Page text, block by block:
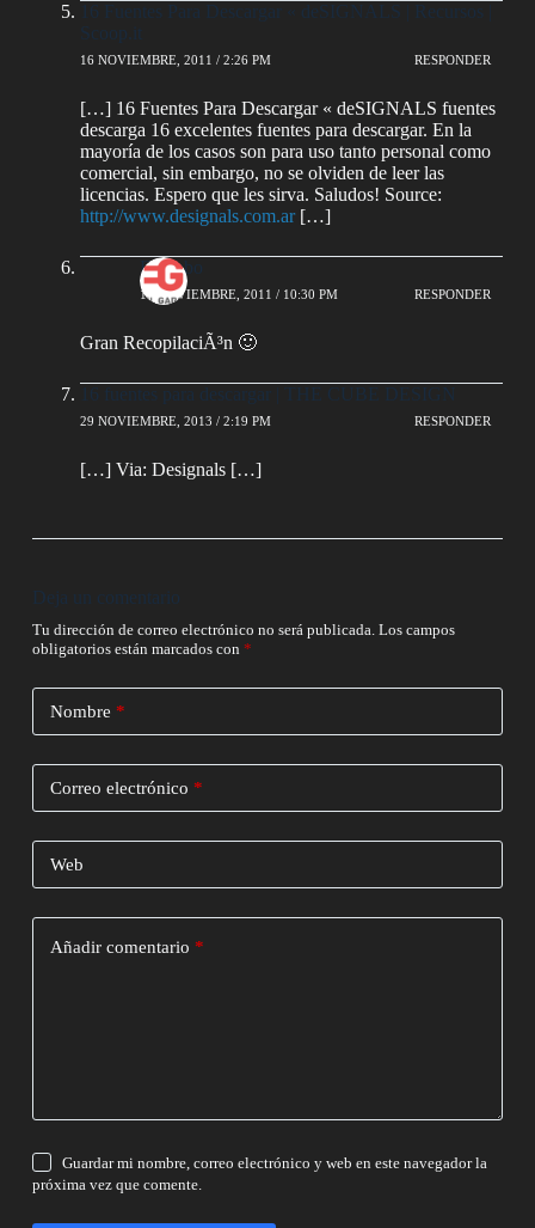
16 Fuentes Para Descargar « deSIGNALS | Recursos |
Scoop.it
16 NOVIEMBRE, 2011 / 2:26 PM RESPONDER
[…] 16 Fuentes Para Descargar « deSIGNALS fuentes
descarga 16 excelentes fuentes para descargar. En la
mayoría de los casos son para uso tanto personal como
comercial, sin embargo, no se olviden de leer las
licencias. Espero que les sirva. Saludos! Source:
http://www.designals.com.ar[…]
El Gabo
16 NOVIEMBRE, 2011 / 10:30 PM RESPONDER
Gran RecopilaciÃ³n 🙂
16 fuentes para descargar | THE CUBE DESIGN
29 NOVIEMBRE, 2013 / 2:19 PM RESPONDER
[…] Via: Designals […]
Deja un comentario
Tu dirección de correo electrónico no será publicada. Los campos
obligatorios están marcados con *
Nombre *
Correo electrónico *
Web
Añadir comentario *
Guardar mi nombre, correo electrónico y web en este navegador la
próxima vez que comente.